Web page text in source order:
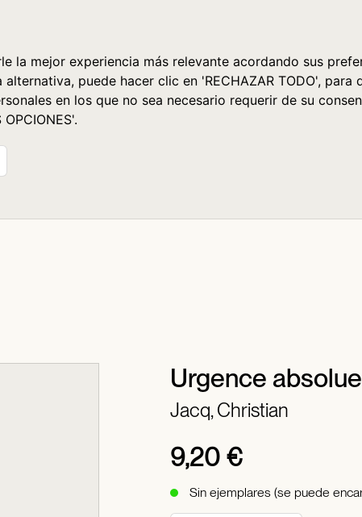
la mejor experiencia más relevante acordando sus
puede hacer clic en 'RECHAZAR TODO',
en los que no sea necesario requerir de su
Urgence absolue
Jacq, Christian
9,20 €
Sin ejemplares (se puede